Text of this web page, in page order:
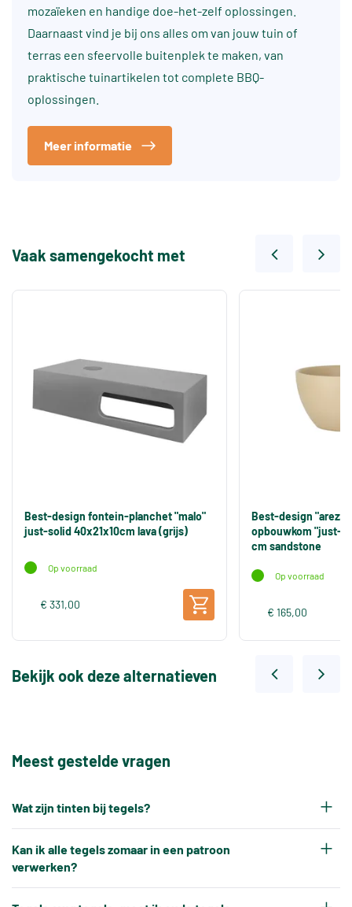
mozaïeken en handige doe-het-zelf oplossingen.
Daarnaast vind je bij ons alles om van jouw tuin of
terras een sfeervolle buitenplek te maken, van
praktische tuinartikelen tot complete BBQ-
oplossingen.
Meer informatie
Vaak samengekocht met
Best-design fontein-planchet "malo"
just-solid 40x21x10cm lava (grijs)
Op voorraad
€ 331,00
Best-design
opbouwkom "just-
cm sandstone
Op voorraad
€ 165,00
Bekijk ook deze alternatieven
Meest gestelde vragen
Wat zijn tinten bij tegels?
een eigen tintnummer. Omdat keramische tegels
een natuurproduct zijn en onder hoge
Kan ik alle tegels zomaar in een patroon
verwerken?